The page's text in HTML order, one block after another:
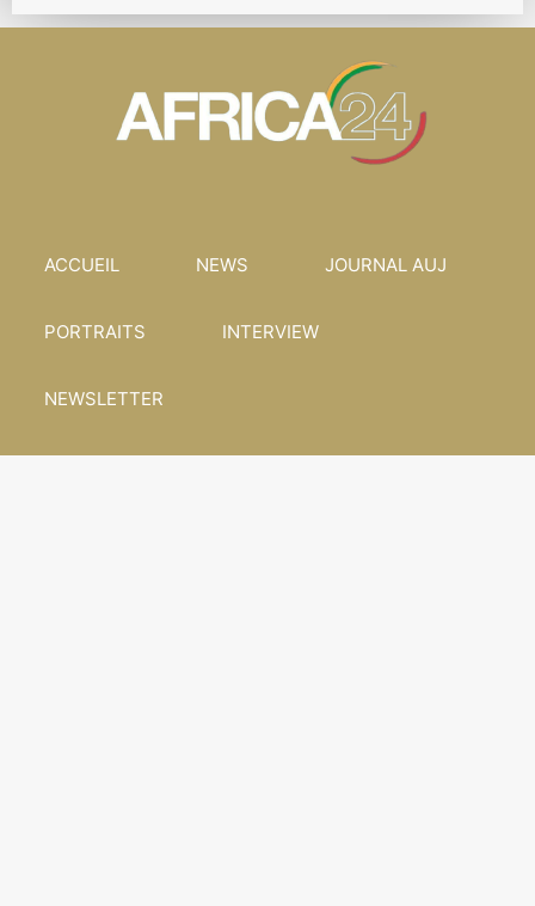
ACCUEIL NEWS JOURNAL AUJ
PORTRAITS INTERVIEW
NEWSLETTER